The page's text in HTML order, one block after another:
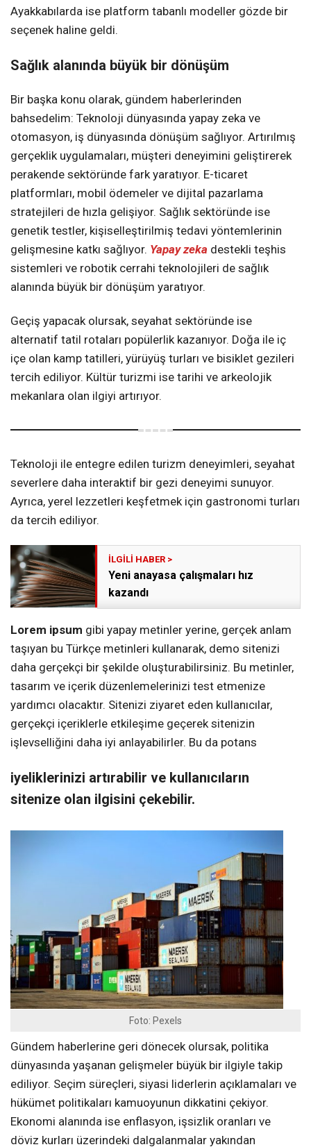
Ayakkabılarda ise platform tabanlı modeller gözde bir
seçenek haline geldi.
Sağlık alanında büyük bir dönüşüm
Bir başka konu olarak, gündem haberlerinden
bahsedelim: Teknoloji dünyasında yapay zeka ve
otomasyon, iş dünyasında dönüşüm sağlıyor. Artırılmış
gerçeklik uygulamaları, müşteri deneyimini geliştirerek
perakende sektöründe fark yaratıyor. E-ticaret
platformları, mobil ödemeler ve dijital pazarlama
stratejileri de hızla gelişiyor. Sağlık sektöründe ise
genetik testler, kişiselleştirilmiş tedavi yöntemlerinin
gelişmesine katkı sağlıyor. Yapay zeka destekli teşhis
sistemleri ve robotik cerrahi teknolojileri de sağlık
alanında büyük bir dönüşüm yaratıyor.
Geçiş yapacak olursak, seyahat sektöründe ise
alternatif tatil rotaları popülerlik kazanıyor. Doğa ile iç
içe olan kamp tatilleri, yürüyüş turları ve bisiklet gezileri
tercih ediliyor. Kültür turizmi ise tarihi ve arkeolojik
mekanlara olan ilgiyi artırıyor.
Teknoloji ile entegre edilen turizm deneyimleri, seyahat
severlere daha interaktif bir gezi deneyimi sunuyor.
Ayrıca, yerel lezzetleri keşfetmek için gastronomi turları
da tercih ediliyor.
Yeni anayasa çalışmaları hız
kazandı
Lorem ipsum gibi yapay metinler yerine, gerçek anlam
taşıyan bu Türkçe metinleri kullanarak, demo sitenizi
daha gerçekçi bir şekilde oluşturabilirsiniz. Bu metinler,
tasarım ve içerik düzenlemelerinizi test etmenize
yardımcı olacaktır. Sitenizi ziyaret eden kullanıcılar,
gerçekçi içeriklerle etkileşime geçerek sitenizin
işlevselliğini daha iyi anlayabilirler. Bu da potans
iyeliklerinizi artırabilir ve kullanıcıların
sitenize olan ilgisini çekebilir.
Foto: Pexels
Gündem haberlerine geri dönecek olursak, politika
dünyasında yaşanan gelişmeler büyük bir ilgiyle takip
ediliyor. Seçim süreçleri, siyasi liderlerin açıklamaları ve
hükümet politikaları kamuoyunun dikkatini çekiyor.
Ekonomi alanında ise enflasyon, işsizlik oranları ve
döviz kurları üzerindeki dalgalanmalar yakından